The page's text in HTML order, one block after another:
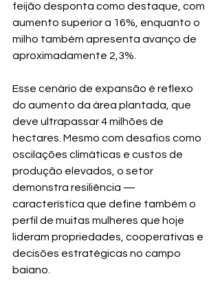
feijão desponta como destaque, com
aumento superior a 16%, enquanto o
milho também apresenta avanço de
aproximadamente 2,3%.
Esse cenário de expansão é reflexo
do aumento da área plantada, que
deve ultrapassar 4 milhões de
hectares. Mesmo com desafios como
oscilações climáticas e custos de
produção elevados, o setor
demonstra resiliência —
característica que define também o
perfil de muitas mulheres que hoje
lideram propriedades, cooperativas e
decisões estratégicas no campo
baiano.